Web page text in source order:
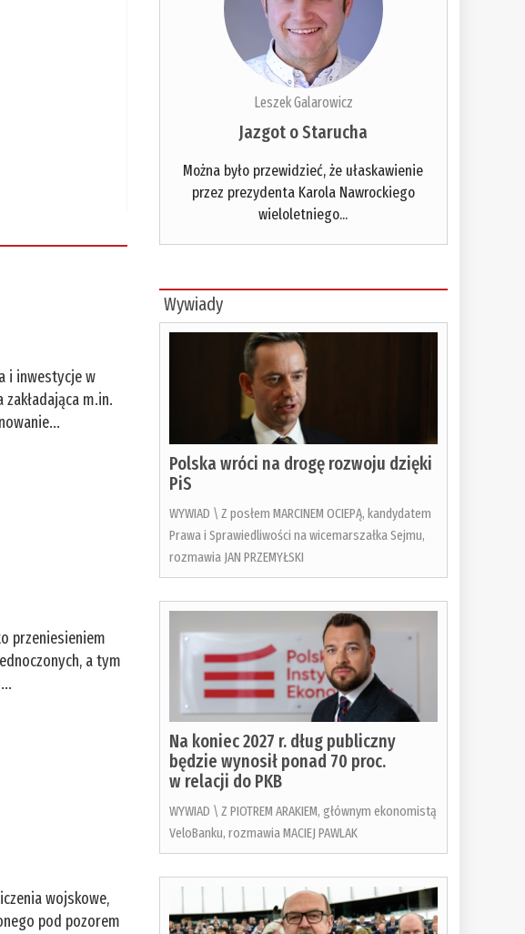
i inwestycje w
m.in.
przeniesieniem
a tym
wojskowe,
pod pozorem
Leszek Galarowicz
Jazgot o Starucha
Można było przewidzieć, że ułaskawienie
przez prezydenta Karola Nawrockiego
wieloletniego...
Wywiady
Polska wróci na drogę rozwoju dzięki
PiS
WYWIAD \ Z posłem MARCINEM OCIEPĄ, kandydatem
Prawa i Sprawiedliwości na wicemarszałka Sejmu,
rozmawia JAN PRZEMYŁSKI
Na koniec 2027 r. dług publiczny
będzie wynosił ponad 70 proc.
w relacji do PKB
WYWIAD \ Z PIOTREM ARAKIEM, głównym ekonomistą
VeloBanku, rozmawia MACIEJ PAWLAK